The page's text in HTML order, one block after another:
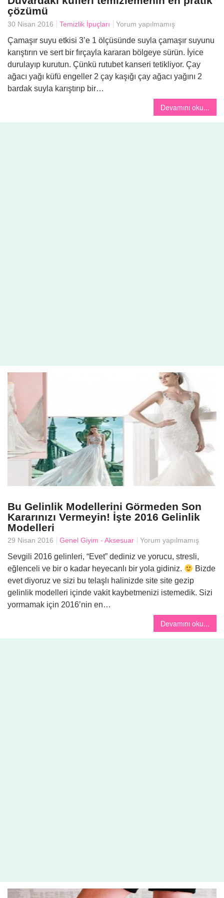
Yemek
çözümü
30 Nisan 2016 Temizlik İpuçları Yorum yapılmamış
Çamaşır suyu etkisi 3’e 1 ölçüsünde suyla çamaşır suyunu
karıştırın ve sert bir fırçayla kararan bölgeye sürün. İyice
durulayıp kurutun. Çünkü rutubet kanseri tetikliyor. Çay
ağacı yağı küfü engeller 2 çay kaşığı çay ağacı yağını 2
bardak suyla karıştırıp bir…
Devamını oku...
Bu Gelinlik Modellerini Görmeden Son
Kararınızı Vermeyin! İşte 2016 Gelinlik
Modelleri
29 Nisan 2016 Genel Giyim - Aksesuar Yorum yapılmamış
Sevgili 2016 gelinleri, “Evet” dediniz ve yorucu, stresli,
eğlenceli ve bir o kadar heyecanlı bir yola gidiniz.
Bizde
evet diyoruz ve sizi bu telaşlı halinizde site site gezip
gelinlik modelleri içinde vakit kaybetmenizi istemedik. Sizi
yormamak için 2016’nin en…
Devamını oku...